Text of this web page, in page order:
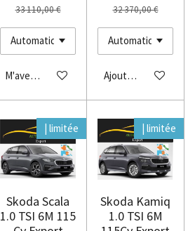
33 110,00 €
M'avertir si disponible
32 370,00 €
Ajouter au panier
| limitée
Skoda Scala
1.0 TSI 6M 115
| limitée
Skoda Kamiq
1.0 TSI 6M